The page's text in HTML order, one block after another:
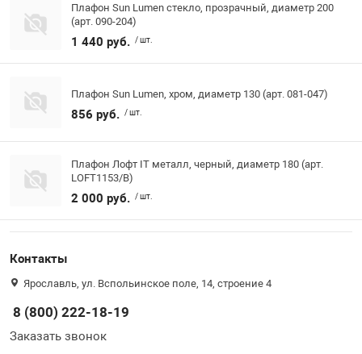
Плафон Sun Lumen стекло, прозрачный, диаметр 200
(арт. 090-204)
1 440 руб. / шт.
Плафон Sun Lumen, хром, диаметр 130 (арт. 081-047)
856 руб. / шт.
Плафон Лофт IT металл, черный, диаметр 180 (арт.
LOFT1153/B)
2 000 руб. / шт.
Контакты
Ярославль, ул. Вспольинское поле, 14, строение 4
8 (800) 222-18-19
Заказать звонок